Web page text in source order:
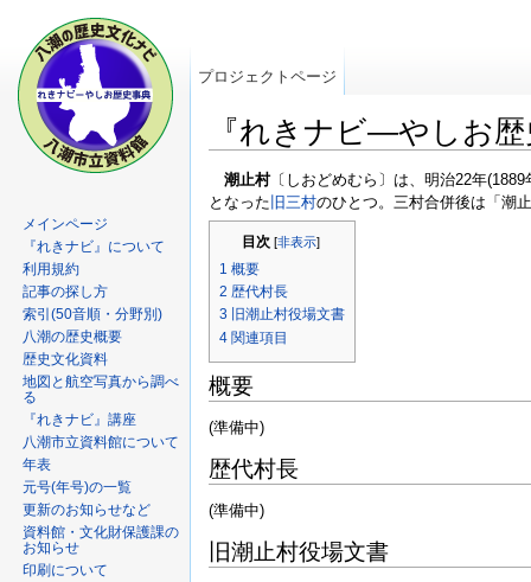
『れきナビ―やしお
潮止村〔しおどめむら〕は、明治22年
となった 旧三村のひとつ。三村合併後は「潮
目次[非表示]
1 概要
2 歴代村長
3 旧潮止村役場文書
4 関連項目
概要
(準備中)
歴代村長
(準備中)
旧潮止村役場文書
プロジェクトページ
メインページ
『れきナビ』について
利用規約
記事の探し方
索引(50音順・分野別)
八潮の歴史概要
歴史文化資料
地図と航空写真から調べ
る
『れきナビ』講座
八潮市立資料館について
年表
元号(年号)の一覧
更新のお知らせなど
資料館・文化財保護課の
お知らせ
印刷について